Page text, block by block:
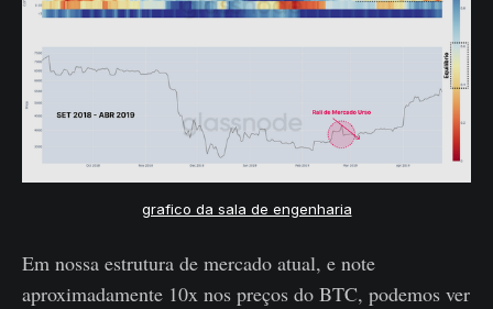
grafico da sala de engenharia
Em nossa estrutura de mercado atual, e note
aproximadamente 10x nos preços do BTC, podemos ver